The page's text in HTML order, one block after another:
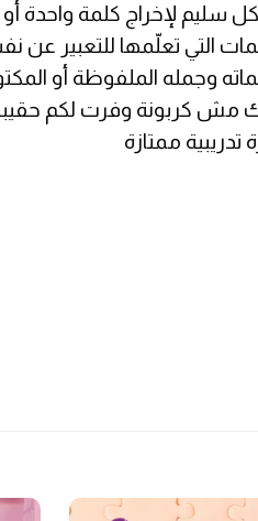
التي تعلّمها للتعبير عن
مش كربونة وفرت لكم
تدريبية ممتازة